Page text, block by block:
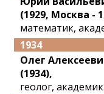
(1929, Москва -
математик,
1934
Олег
(1934),
геолог,